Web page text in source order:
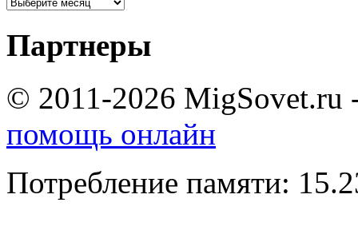
Партнеры
© 2011-2026 MigSovet.ru
помощь онлайн
Потребление памяти: